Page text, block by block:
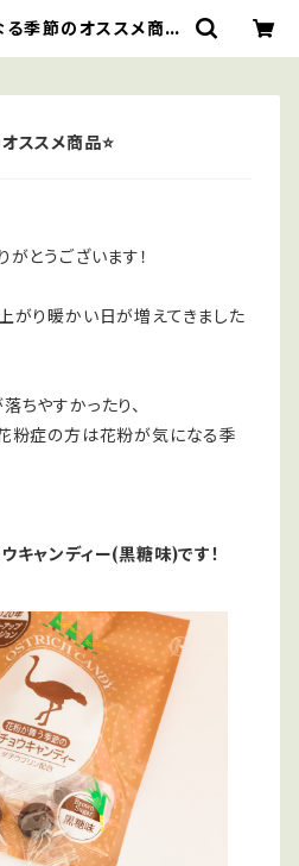
季節のオススメ商品
ススメ商品⭐️
とうございます！
がり暖かい日が増えてきました
ちやすかったり、
粉症の方は花粉が気になる季
キャンディー(黒糖味)です！